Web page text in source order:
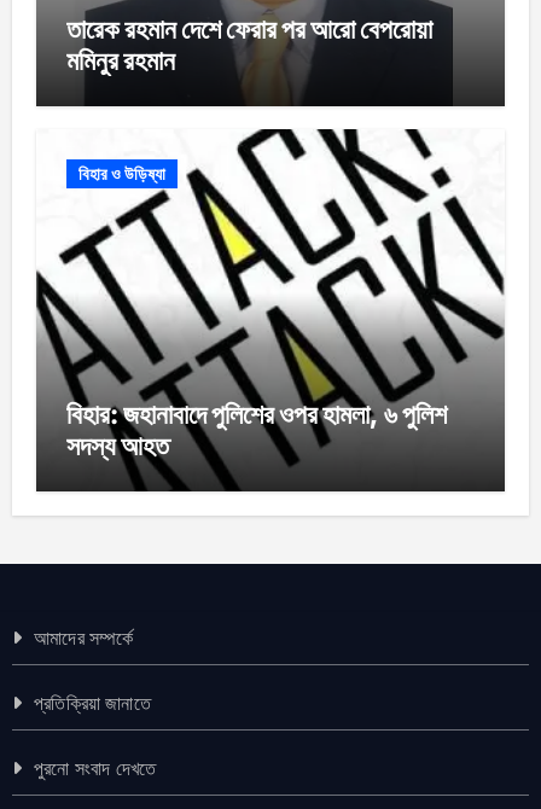
তারেক রহমান দেশে ফেরার পর আরো বেপরোয়া
মমিনুর রহমান
বিহার ও উড়িষ্যা
বিহার: জহানাবাদে পুলিশের ওপর হামলা, ৬ পুলিশ
সদস্য আহত
আমাদের সম্পর্কে
প্রতিক্রিয়া জানাতে
পুরনো সংবাদ দেখতে